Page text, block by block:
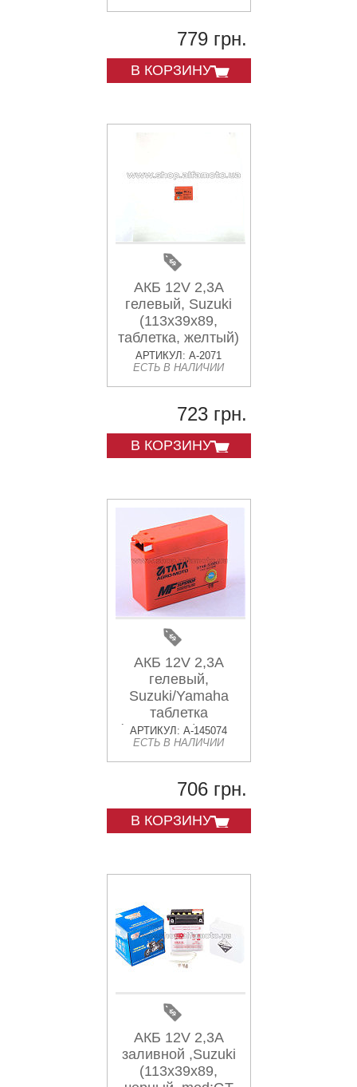
779 грн.
В КОРЗИНУ
АКБ 12V 2,3А
гелевый, Suzuki
(113x39x89,
таблетка, желтый)
AKY
АРТИКУЛ: A-2071
ЕСТЬ В НАЛИЧИИ
723 грн.
В КОРЗИНУ
АКБ 12V 2,3А
гелевый,
Suzuki/Yamaha
таблетка
(113x39x89) AMG-
2
АРТИКУЛ: A-145074
ЕСТЬ В НАЛИЧИИ
706 грн.
В КОРЗИНУ
АКБ 12V 2,3А
заливной ,Suzuki
(113x39x89,